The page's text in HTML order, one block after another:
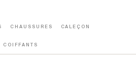
CHAUSSURES CALEÇON
COIFFANTS